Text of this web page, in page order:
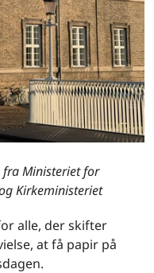
fra Ministeriet for
Kirkeministeriet
alle, der skifter
at få papir på